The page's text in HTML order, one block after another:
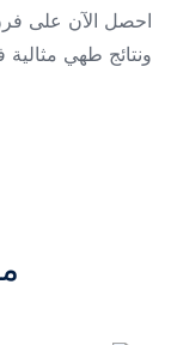
ونتائج طهي